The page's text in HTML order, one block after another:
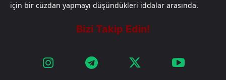
için bir cüzdan yapmayı düşündükleri iddalar arasında.